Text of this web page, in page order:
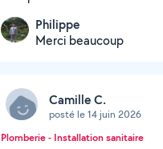
Philippe
Merci beaucoup
Camille C.
posté le 14 juin 2026
Plomberie - Installation sanitaire